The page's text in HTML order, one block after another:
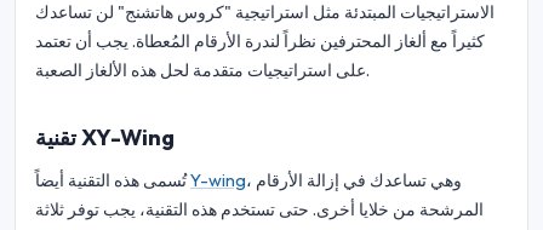
الاستراتيجيات المبتدئة مثل استراتيجية "كروس هاتشنج" لن تساعدك
كثيراً مع ألغاز المحترفين نظراً لندرة الأرقام المُعطاة. يجب أن تعتمد
على استراتيجيات متقدمة لحل هذه الألغاز الصعبة.
تقنية XY-Wing
تُسمى هذه التقنية أيضاًY-wing، وهي تساعدك في إزالة الأرقام
المرشحة من خلايا أخرى. حتى تستخدم هذه التقنية، يجب توفر ثلاثة